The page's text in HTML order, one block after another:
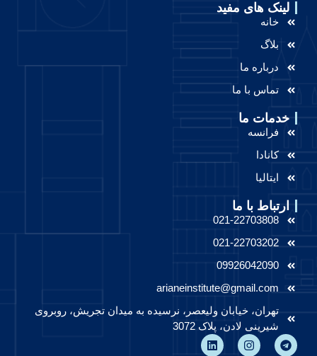
لینک های مفید
خانه
بلاگ
درباره ما
تماس با ما
خدمات ما
فرانسه
کانادا
ایتالیا
ارتباط با ما
021-22703808
021-22703202
09926042090
arianeinstitute@gmail.com
تهران، خیابان ولیعصر، نرسیده به میدان تجریش، روبروی
شیرینی لادن، پلاک 3072